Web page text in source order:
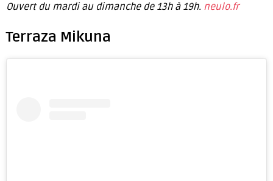
Ouvert du mardi au dimanche de 13h à 19h. neulo.fr
Terraza Mikuna